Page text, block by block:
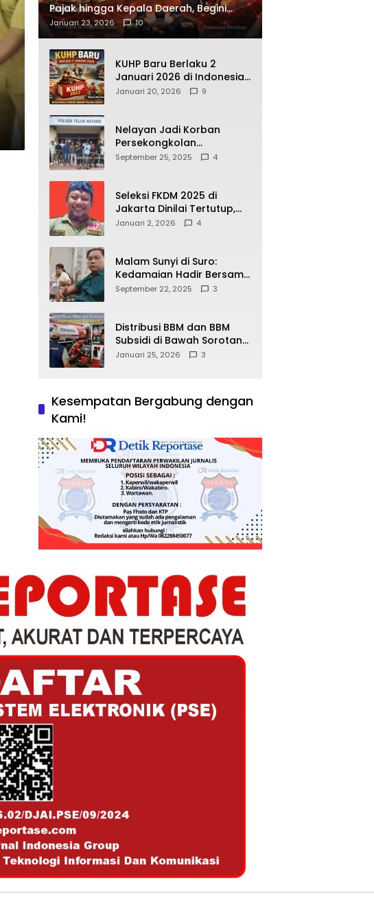
Pajak hingga Kepala Daerah, Begini
Wajah Korupsi yang Terbongkar
Januari 23, 2026 10
KUHP Baru Berlaku 2
Januari 2026 di Indonesia,
Apa Dampaknya bagi
Dipahami Publik
Januari 20, 2026 9
Nelayan Jadi Korban
Persekongkolan
Penyelewengan BBM
September 25, 2025 4
Seleksi FKDM 2025 di
Jakarta Dinilai Tertutup,
Transparansi
Januari 2, 2026 4
Malam Sunyi di Suro:
Kedamaian Hadir Bersama
Secangkir Kopi Hangat
September 22, 2025 3
Distribusi BBM dan BBM
Subsidi di Bawah Sorotan
Publik: Antara Kepentingan
Januari 25, 2026 3
Kesempatan Bergabung dengan
Kami!